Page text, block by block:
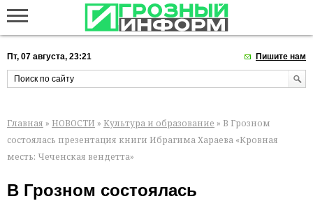
Пт, 07 августа, 23:21 Пишите нам
Главная » НОВОСТИ » Культура и образование » В Грозном
состоялась презентация книги Ибрагима Хараева «Кровная
месть: Чеченская вендетта»
В Грозном состоялась